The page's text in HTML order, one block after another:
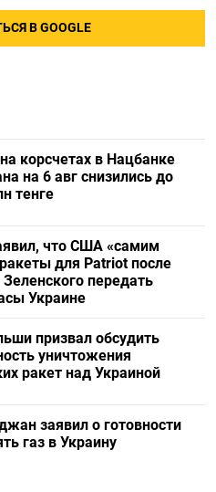
В GOOGLE
корсчетах в Нацбанке
на 6 авг снизились до
тенге
что США «самим
для Patriot после
передать
Украине
призвал обсудить
уничтожения
ракет над Украиной
заявил о готовности
газ в Украину